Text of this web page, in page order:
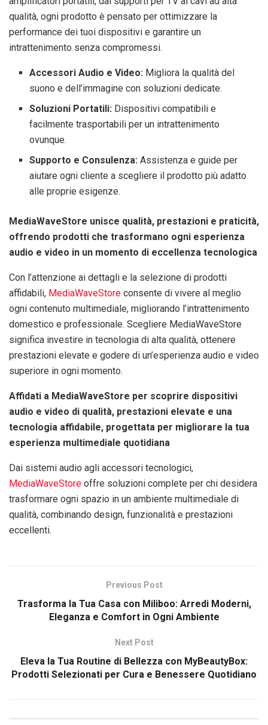
qualità, ogni prodotto è pensato per ottimizzare la
performance dei tuoi dispositivi e garantire un
intrattenimento senza compromessi.
Accessori Audio e Video: Migliora la qualità del
suono e dell’immagine con soluzioni dedicate.
Soluzioni Portatili: Dispositivi compatibili e
facilmente trasportabili per un intrattenimento
ovunque.
Supporto e Consulenza: Assistenza e guide per
aiutare ogni cliente a scegliere il prodotto più adatto
alle proprie esigenze.
MediaWaveStore unisce qualità, prestazioni e praticità,
offrendo prodotti che trasformano ogni esperienza
audio e video in un momento di eccellenza tecnologica
Con l’attenzione ai dettagli e la selezione di prodotti
affidabili, MediaWaveStore consente di vivere al meglio
ogni contenuto multimediale, migliorando l’intrattenimento
domestico e professionale. Scegliere MediaWaveStore
significa investire in tecnologia di alta qualità, ottenere
prestazioni elevate e godere di un’esperienza audio e video
superiore in ogni momento.
Affidati a MediaWaveStore per scoprire dispositivi
audio e video di qualità, prestazioni elevate e una
tecnologia affidabile, progettata per migliorare la tua
esperienza multimediale quotidiana
Dai sistemi audio agli accessori tecnologici,
MediaWaveStore offre soluzioni complete per chi desidera
trasformare ogni spazio in un ambiente multimediale di
qualità, combinando design, funzionalità e prestazioni
eccellenti.
Previous Post
Trasforma la Tua Casa con Miliboo: Arredi Moderni,
Eleganza e Comfort in Ogni Ambiente
Next Post
Eleva la Tua Routine di Bellezza con MyBeautyBox:
Prodotti Selezionati per Cura e Benessere Quotidiano